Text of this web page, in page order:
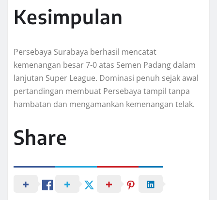
Kesimpulan
Persebaya Surabaya berhasil mencatat
kemenangan besar 7-0 atas Semen Padang dalam
lanjutan Super League. Dominasi penuh sejak awal
pertandingan membuat Persebaya tampil tanpa
hambatan dan mengamankan kemenangan telak.
Share